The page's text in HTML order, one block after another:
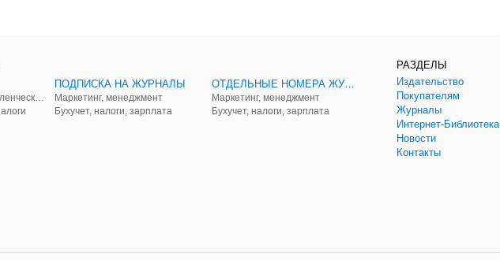
ПОДПИСКА НА ЖУРНАЛЫ
Маркетинг, менеджмент
Бухучет, налоги, зарплата
ОТДЕЛЬНЫЕ НОМЕРА ЖУРНАЛОВ
Маркетинг, менеджмент
Бухучет, налоги, зарплата
РАЗДЕЛЫ
Издательство
Покупателям
Журналы
Интернет-Библиотека
Новости
Контакты